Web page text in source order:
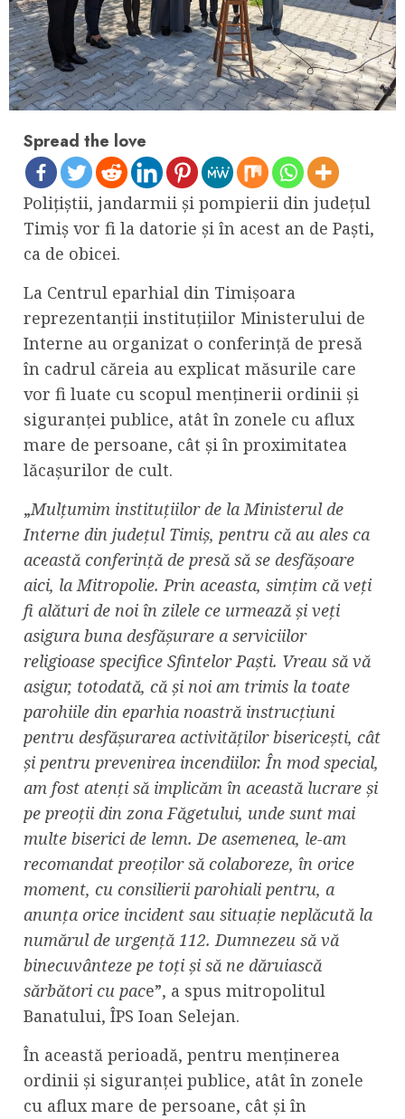
Spread the love
Polițiștii, jandarmii și pompierii din județul
Timiș vor fi la datorie și în acest an de Paști,
ca de obicei.
La Centrul eparhial din Timișoara
reprezentanții instituțiilor Ministerului de
Interne au organizat o conferință de presă
în cadrul căreia au explicat măsurile care
vor fi luate cu scopul menținerii ordinii și
siguranței publice, atât în zonele cu aflux
mare de persoane, cât și în proximitatea
lăcașurilor de cult.
„Mulțumim instituțiilor de la Ministerul de
Interne din județul Timiș, pentru că au ales ca
această conferință de presă să se desfășoare
aici, la Mitropolie. Prin aceasta, simțim că veți
fi alături de noi în zilele ce urmează și veți
asigura buna desfășurare a serviciilor
religioase specifice Sfintelor Paști. Vreau să vă
asigur, totodată, că și noi am trimis la toate
parohiile din eparhia noastră instrucțiuni
pentru desfășurarea activităților bisericești, cât
și pentru prevenirea incendiilor. În mod special,
am fost atenți să implicăm în această lucrare și
pe preoții din zona Făgetului, unde sunt mai
multe biserici de lemn. De asemenea, le-am
recomandat preoților să colaboreze, în orice
moment, cu consilierii parohiali pentru, a
anunța orice incident sau situație neplăcută la
numărul de urgență 112. Dumnezeu să vă
binecuvânteze pe toți și să ne dăruiască
sărbători cu pace”, a spus mitropolitul
Banatului, ÎPS Ioan Selejan.
În această perioadă, pentru menținerea
ordinii și siguranței publice, atât în zonele
cu aflux mare de persoane, cât și în